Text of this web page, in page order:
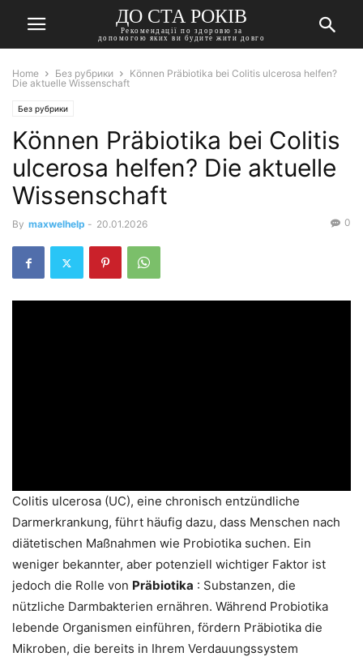
ДО СТА РОКІВ
Рекомендації по здоровю за
допомогою яких ви будите жити довго
Home Без рубрики
Können Präbiotika bei Colitis ulcerosa helfen?
Die aktuelle Wissenschaft
Без рубрики
Können Präbiotika bei Colitis
ulcerosa helfen? Die aktuelle
Wissenschaft
By maxwelhelp - 20.01.2026 0
Colitis ulcerosa (UC), eine chronisch entzündliche
Darmerkrankung, führt häufig dazu, dass Menschen nach
diätetischen Maßnahmen wie Probiotika suchen. Ein
weniger bekannter, aber potenziell wichtiger Faktor ist
jedoch die Rolle von Präbiotika : Substanzen, die
nützliche Darmbakterien ernähren. Während Probiotika
lebende Organismen einführen, fördern Präbiotika die
Mikroben, die bereits in Ihrem Verdauungssystem